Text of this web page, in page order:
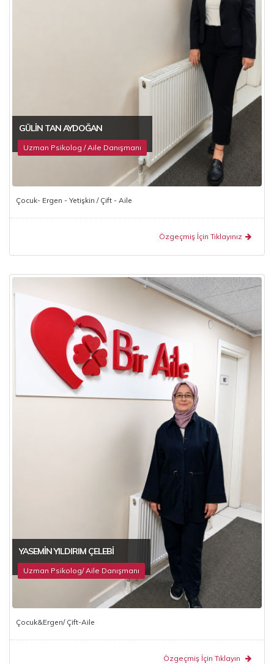
GÜLIN TAN AYDOĞAN
Uzman Psikolog / Aile Danışmanı
Çocuk- Ergen - Yetişkin / Çift - Aile
Özgeçmiş İçin Tıklayınız
YASEMIN YILDIRIM ÇELEBI
Uzman Psikolog/ Aile Danışmanı
Çocuk&Ergen/ Çift-Aile
Özgeçmiş İçin Tıklayın